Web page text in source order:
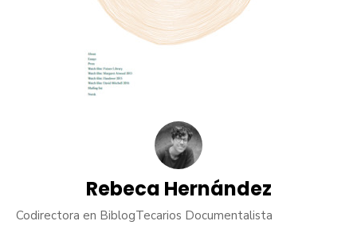
Rebeca Hernández
Codirectora en BiblogTecarios Documentalista